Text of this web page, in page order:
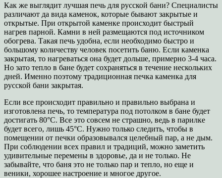
Как же выглядит лучшая печь для русской бани? Специалисты
различают да вида каменок, которые бывают закрытые и
открытые. При открытой каменке происходит быстрый
нагрев парной. Камни в ней размещаются под источником
обогрева. Такая печь удобна, если необходимо быстро и
большому количеству человек посетить баню. Если каменка
закрытая, то нагреваться она будет дольше, примерно 3-4 часа.
Но зато тепло в бане будет сохраняться в течение нескольких
дней. Именно поэтому традиционная печка каменка для
русской бани закрытая.
Если все происходит правильно и правильно выбрана и
изготовлена печь, то температура под потолком в бане будет
достигать 80°С. Все это совсем не страшно, ведь в парилке
будет всего, лишь 45°С. Нужно только следить, чтобы в
помещении от печки образовывался целебный пар, а не дым.
При соблюдении всех правил и традиций, можно заметить
удивительные перемены в здоровье, да и не только. Не
забывайте, что баня это не только пар и тепло, но еще и
веники, хорошее настроение и многое другое.